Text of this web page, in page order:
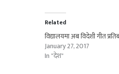
Related
विद्यालयमा अब विदेशी गीत
January 27, 2017
In "देश"